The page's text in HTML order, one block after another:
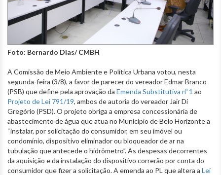
Foto: Bernardo Dias/ CMBH
A Comissão de Meio Ambiente e Política Urbana votou, nesta
segunda-feira (3/8), a favor de parecer do vereador Edmar Branco
(PSB) que define pela aprovação da Emenda Substitutiva nº 1 ao
Projeto de Lei 791/19, ambos de autoria do vereador Jair Di
Gregório (PSD). O projeto obriga a empresa concessionária de
abastecimento de água que atua no Município de Belo Horizonte a
“instalar, por solicitação do consumidor, em seu imóvel ou
condomínio, dispositivo eliminador ou bloqueador de ar na
tubulação que antecede o hidrômetro”. As despesas decorrentes
da aquisição e da instalação do dispositivo correrão por conta do
consumidor que fizer a solicitação. A emenda ao PL que altera a Lei